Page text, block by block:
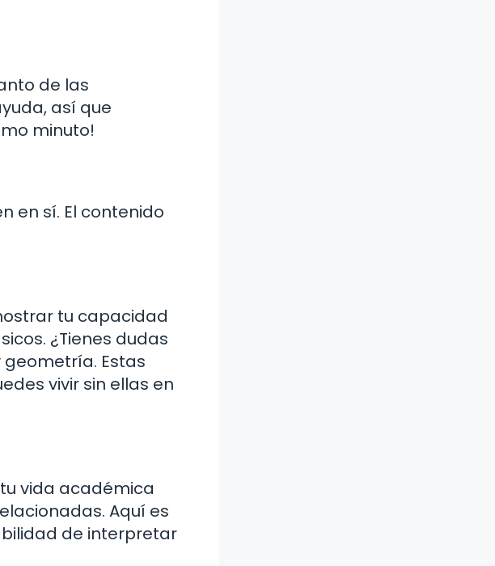
de las
así que
minuto!
en sí. El contenido
tu capacidad
¿Tienes dudas
Estas
vivir sin ellas en
vida académica
Aquí es
de interpretar